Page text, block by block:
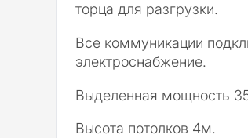
торца для разгрузки.
Все коммуникации
электроснабжение.
Выделенная мощность
Высота потолков 4м.